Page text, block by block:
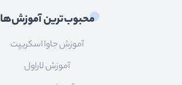
محبوب‌ترین آموزش‌ها
آموزش جاوا اسکریپت
آموزش لاراول